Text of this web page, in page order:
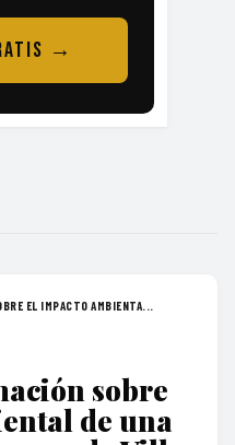
de una
de Villa